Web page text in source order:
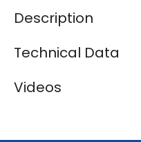
Description
Technical Data
Videos